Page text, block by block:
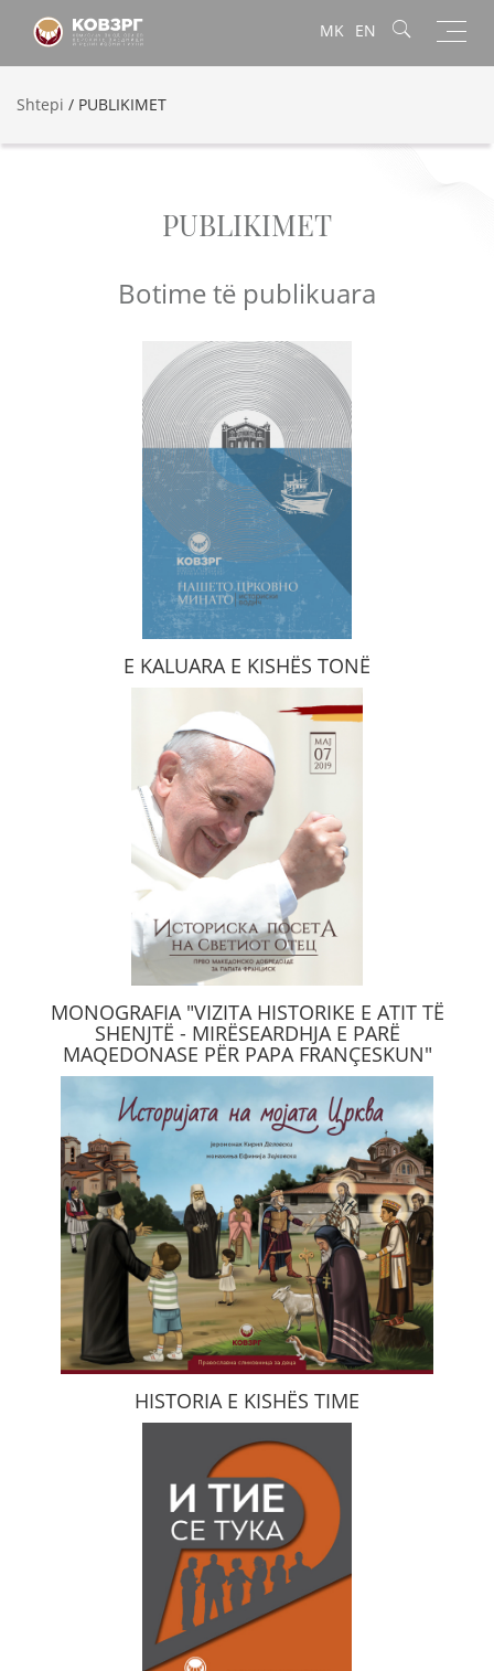
MK EN
Shtepi / PUBLIKIMET
PUBLIKIMET
Botime të publikuara
E KALUARA E KISHËS TONË
MONOGRAFIA "VIZITA HISTORIKE E ATIT TË
SHENJTË - MIRËSEARDHJA E PARË
MAQEDONASE PËR PAPA FRANÇESKUN"
HISTORIA E KISHËS TIME